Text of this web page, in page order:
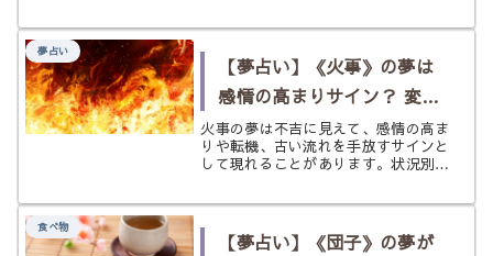
に移動できて、荷物も運べる自転車は
住んでいる人などは、自動車よりも自
転...
夢占い
【夢占い】《火事》の夢は
感情の高まりサイン？ 変化
と再生の気配を状況別にひ
もとく
火事の夢は不吉に見えて、感情の高ま
りや転機、古い流れを手放すサインと
して現れることがあります。状況別に
食べ物
【夢占い】《団子》の夢が